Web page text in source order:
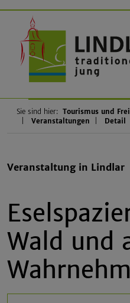
Sie sind hier: Tourismus und
Veranstaltungen
Detail
Veranstaltung in Lindlar
Wald und